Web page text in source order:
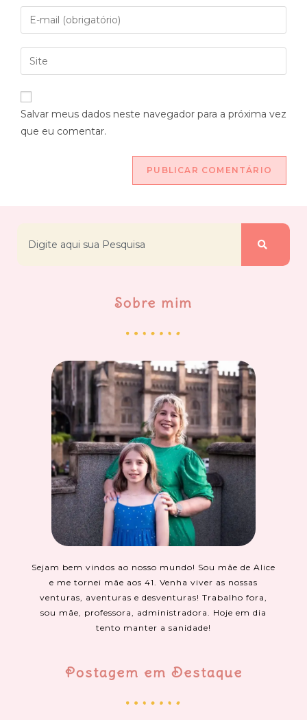
Salvar meus dados neste navegador para a próxima vez
que eu comentar.
Sobre mim
Sejam bem vindos ao nosso mundo! Sou mãe de Alice
e me tornei mãe aos 41. Venha viver as nossas
venturas, aventuras e desventuras! Trabalho fora,
sou mãe, professora, administradora. Hoje em dia
tento manter a sanidade!
Postagem em Destaque